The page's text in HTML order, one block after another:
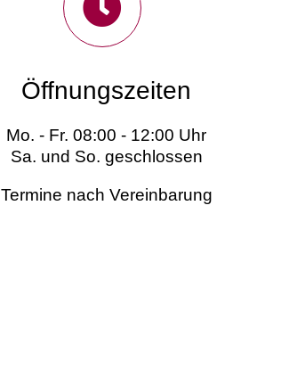
Öffnungszeiten
Mo. - Fr. 08:00 - 12:00 Uhr
Sa. und So. geschlossen
Termine nach Vereinbarung